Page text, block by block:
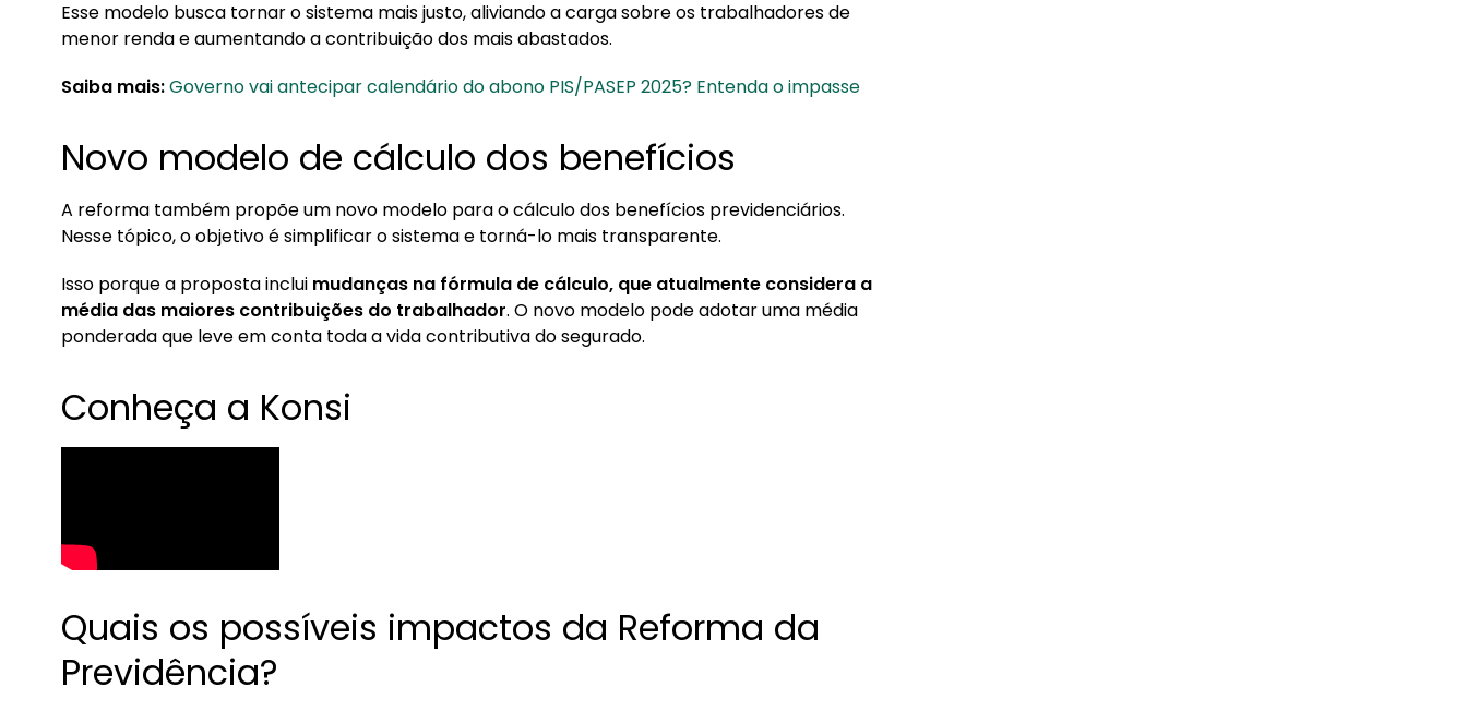
Esse modelo busca tornar o sistema mais justo, aliviando a carga sobre os trabalhadores de
menor renda e aumentando a contribuição dos mais abastados.
Saiba mais:Governo vai antecipar calendário do abono PIS/PASEP 2025? Entenda o impasse
Novo modelo de cálculo dos benefícios
A reforma também propõe um novo modelo para o cálculo dos benefícios previdenciários.
Nesse tópico, o objetivo é simplificar o sistema e torná-lo mais transparente.
Isso porque a proposta inclui mudanças na fórmula de cálculo, que atualmente considera a
média das maiores contribuições do trabalhador. O novo modelo pode adotar uma média
ponderada que leve em conta toda a vida contributiva do segurado.
Conheça a Konsi
Quais os possíveis impactos da Reforma da
Previdência?